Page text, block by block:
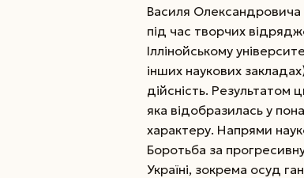
Василя Олександровича
під час творчих
Іллінойському
інших наукових
дійсність. Результатом
яка відобразилась у
характеру. Напрями
Боротьба за
Україні, зокрема осуд